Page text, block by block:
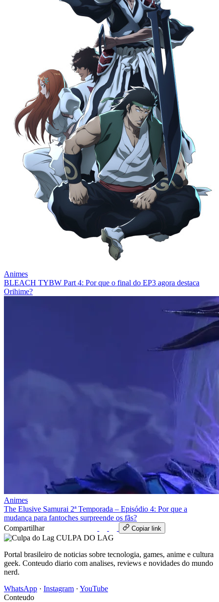
Animes
BLEACH TYBW Part 4: Por que o final do EP3 agora destaca
Orihime?
Animes
The Elusive Samurai 2ª Temporada – Episódio 4: Por que a
mudança para fantoches surpreende os fãs?
Compartilhar
Copiar link
CULPA DO LAG
Portal brasileiro de noticias sobre tecnologia, games, anime e cultura
geek. Conteudo diario com analises, reviews e novidades do mundo
nerd.
WhatsApp · Instagram · YouTube
Conteudo